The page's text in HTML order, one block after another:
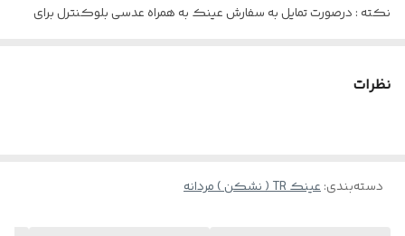
نکته : درصورت تمایل به سفارش عینک به همراه عدسی بلوکنترل برای
نظرات
دسته‌بندی:عینک TR ( نشکن ) مردانه